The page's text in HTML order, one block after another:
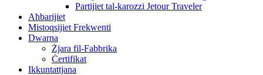
Partijiet tal-karozzi Jetour Traveler
Aħbarijiet
Mistoqsijiet Frekwenti
Dwarna
Żjara fil-Fabbrika
Ċertifikat
Ikkuntattjana